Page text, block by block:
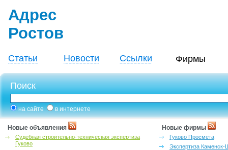
Адрес
Ростов
Статьи Новости Ссылки Фирмы
Поиск
на сайте в интернете
Новые объявления
Судебная строительно-техническая экспертиза
Гуково
Новые фирмы
Гуково Просмета
Экспертиза Каменск-